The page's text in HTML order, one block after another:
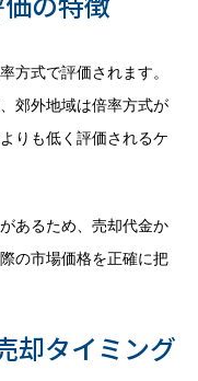
方式で評価されます。
郊外地域は倍率方式が
りも低く評価されるケ
あるため、売却代金か
の市場価格を正確に把
却タイミング